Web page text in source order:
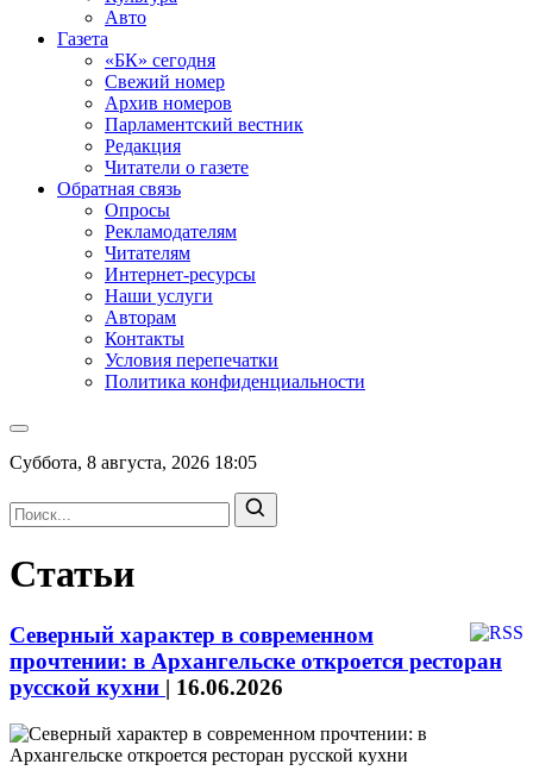
Авто
Газета
«БК» сегодня
Свежий номер
Архив номеров
Парламентский вестник
Редакция
Читатели о газете
Обратная связь
Опросы
Рекламодателям
Читателям
Интернет-ресурсы
Наши услуги
Авторам
Контакты
Условия перепечатки
Политика конфиденциальности
Суббота, 8 августа, 2026 18:05
Статьи
Северный характер в современном
прочтении: в Архангельске откроется ресторан
русской кухни | 16.06.2026